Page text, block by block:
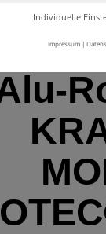
Individuelle
Impressum |